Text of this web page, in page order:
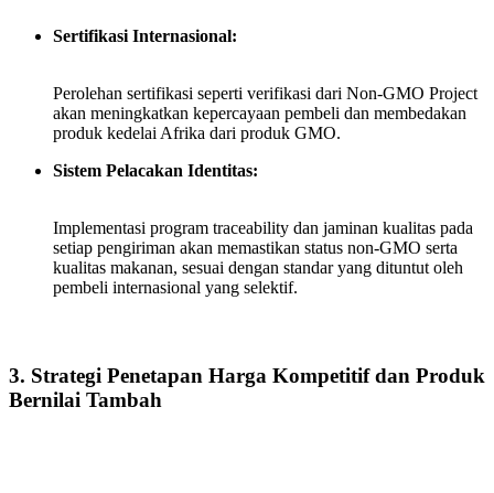
Sertifikasi Internasional:
Perolehan sertifikasi seperti verifikasi dari Non‑GMO Project
akan meningkatkan kepercayaan pembeli dan membedakan
produk kedelai Afrika dari produk GMO.
Sistem Pelacakan Identitas:
Implementasi program traceability dan jaminan kualitas pada
setiap pengiriman akan memastikan status non‑GMO serta
kualitas makanan, sesuai dengan standar yang dituntut oleh
pembeli internasional yang selektif.
3. Strategi Penetapan Harga Kompetitif dan Produk
Bernilai Tambah